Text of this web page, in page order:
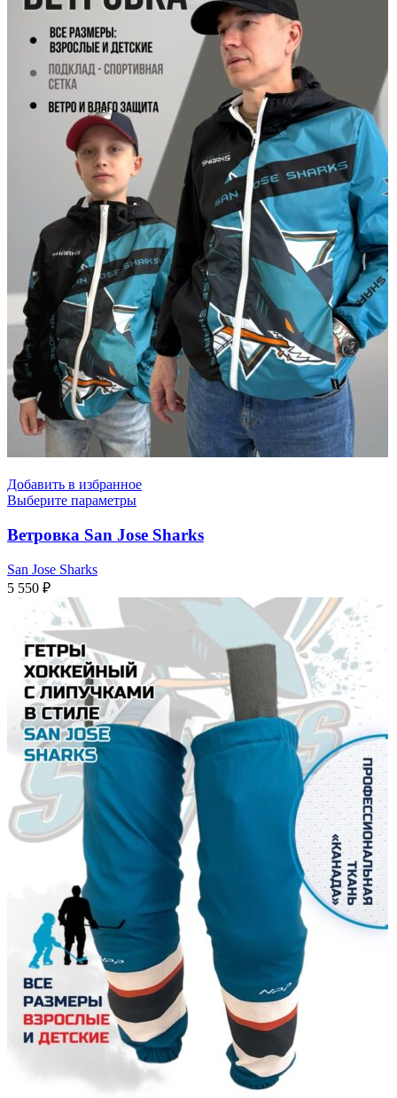
Добавить в избранное
Выберите параметры
Ветровка San Jose Sharks
San Jose Sharks
5 550 ₽